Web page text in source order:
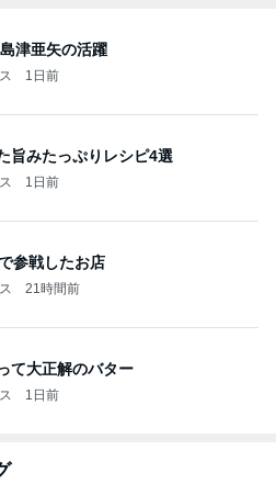
津亜矢の活躍
1日前
旨みたっぷりレシピ4選
1日前
参戦したお店
21時間前
て大正解のバター
1日前